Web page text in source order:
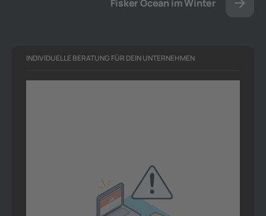
Fisker Ocean im Winter
INDIVIDUELLE BERATUNG FÜR DEIN UNTERNEHMEN